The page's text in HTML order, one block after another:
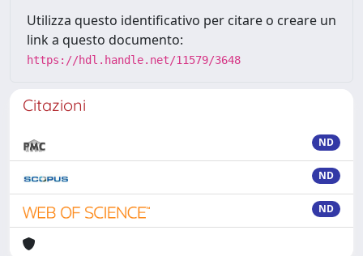
Utilizza questo identificativo per citare o creare un
link a questo documento:
https://hdl.handle.net/11579/3648
Citazioni
ND
ND
ND